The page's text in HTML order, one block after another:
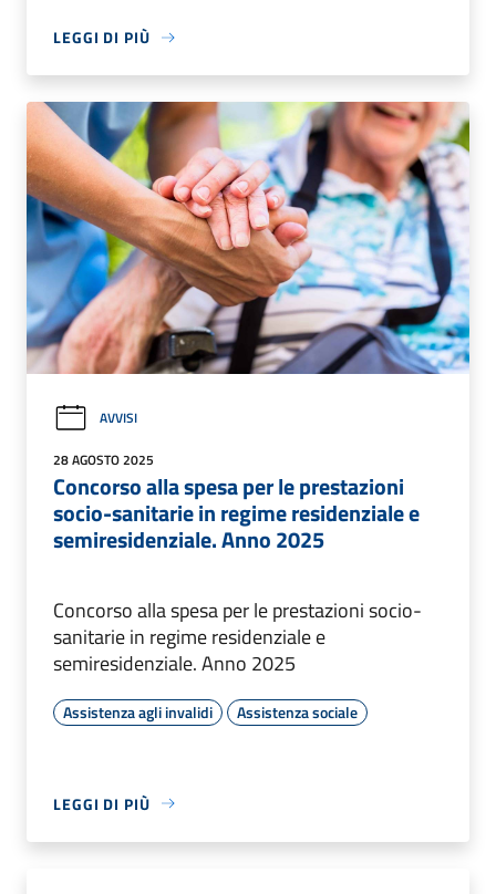
LEGGI DI PIÙ
AVVISI
28 AGOSTO 2025
Concorso alla spesa per le prestazioni
socio-sanitarie in regime residenziale e
semiresidenziale. Anno 2025
Concorso alla spesa per le prestazioni socio-
sanitarie in regime residenziale e
semiresidenziale. Anno 2025
Assistenza agli invalidi Assistenza sociale
LEGGI DI PIÙ